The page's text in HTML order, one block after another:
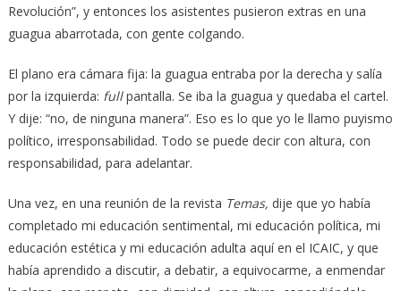
Revolución”, y entonces los asistentes pusieron extras en una
guagua abarrotada, con gente colgando.
El plano era cámara fija: la guagua entraba por la derecha y salía
por la izquierda: fullpantalla. Se iba la guagua y quedaba el cartel.
Y dije: “no, de ninguna manera”. Eso es lo que yo le llamo puyismo
político, irresponsabilidad. Todo se puede decir con altura, con
responsabilidad, para adelantar.
Una vez, en una reunión de la revista Temas, dije que yo había
completado mi educación sentimental, mi educación política, mi
educación estética y mi educación adulta aquí en el ICAIC, y que
había aprendido a discutir, a debatir, a equivocarme, a enmendar